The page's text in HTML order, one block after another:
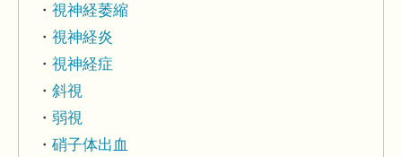
視神経萎縮
視神経炎
視神経症
斜視
弱視
硝子体出血